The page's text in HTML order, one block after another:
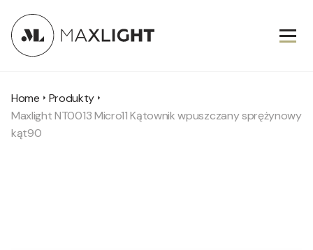
Home
Produkty
Maxlight NT0013 Micro11 Kątownik wpuszczany sprężynowy
kąt90